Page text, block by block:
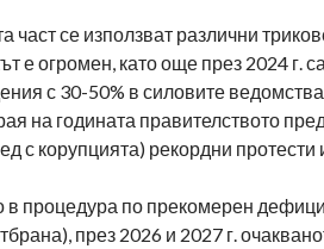
се използват различни
е огромен, като още през 2024 г.
с 30-50% в силовите
на годината правителството
с корупцията) рекордни протести
в процедура по прекомерен
през 2026 и 2027 г.